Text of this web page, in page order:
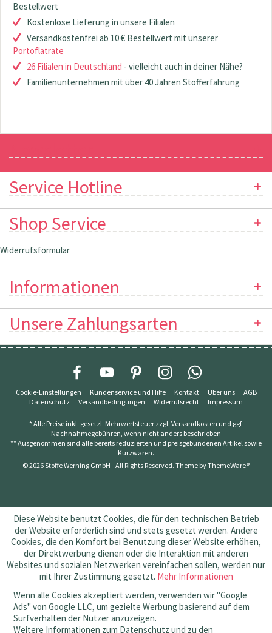
Bestellwert
Kostenlose Lieferung in unsere Filialen
Versandkostenfrei ab 10 € Bestellwert mit unserer
Portoflatrate
26 Filialen in Deutschland - vielleicht auch in deiner Nähe?
Familienunternehmen mit über 40 Jahren Stofferfahrung
Service Hotline
Shop Service
Widerrufsformular
Informationen
Unsere Zahlungsarten
Cookie-Einstellungen Kundenservice und Hilfe Kontakt Über uns
AGB
Datenschutz
Versandbedingungen Widerrufsrecht Impressum
* Alle Preise inkl. gesetzl. Mehrwertsteuer zzgl. Versandkosten und ggf.
Nachnahmegebühren, wenn nicht anders beschrieben
** Ausgenommen sind alle bereits reduzierten und preisgebundenen Artikel sowie
Kurzwaren.
© 2026 Stoffe Werning GmbH - All Rights Reserved. Theme byThemeWare®
Diese Website benutzt Cookies, die für den technischen Betrieb
der Website erforderlich sind und stets gesetzt werden. Andere
Cookies, die den Komfort bei Benutzung dieser Website erhöhen,
der Direktwerbung dienen oder die Interaktion mit anderen
Websites und sozialen Netzwerken vereinfachen sollen, werden nur
mit Ihrer Zustimmung gesetzt. Mehr Informationen
Wenn alle Cookies akzeptiert werden, verwenden wir "Google
Ads" von Google LLC, um gezielte Werbung basierend auf dem
Surfverhalten der Nutzer anzuzeigen.
Weitere Informationen zum Datenschutz und zu den